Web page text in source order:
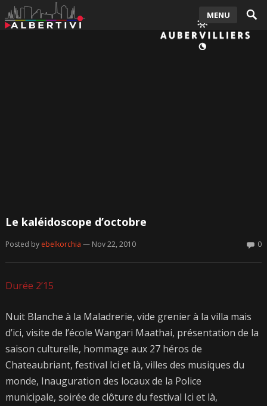
MENU
Le kaléidoscope d’octobre
Posted by ebelkorchia — Nov 22, 2010 0
Durée 2’15
Nuit Blanche à la Maladrerie, vide grenier à la villa mais
d’ici, visite de l’école Wangari Maathai, présentation de la
saison culturelle, hommage aux 27 héros de
Chateaubriant, festival Ici et là, villes des musiques du
monde, Inauguration des locaux de la Police
municipale, soirée de clôture du festival Ici et là,